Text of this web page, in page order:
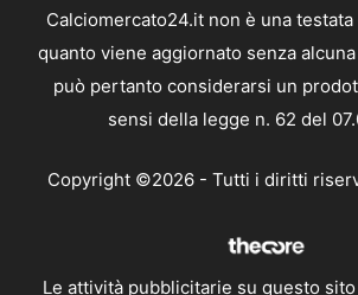
Calciomercato24.it non è una
quanto viene aggiornato senza
può pertanto considerarsi un
sensi della legge n. 62 del
Copyright ©2026 - Tutti i diritti
Le attività pubblicitarie su questo